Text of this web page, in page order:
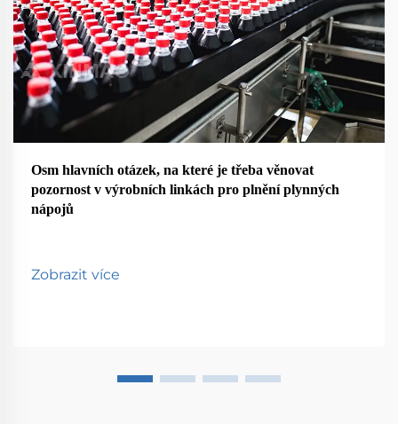
Osm hlavních otázek, na které je třeba věnovat
pozornost v výrobních linkách pro plnění plynných
nápojů
Zobrazit více